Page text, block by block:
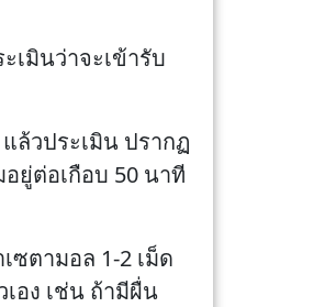
มินว่าจะเข้ารับ
ล้วประเมิน ปรากฏ
ยู่ต่อเกือบ 50 นาที
ซตามอล 1-2 เม็ด
อง เช่น ถ้ามีผื่น